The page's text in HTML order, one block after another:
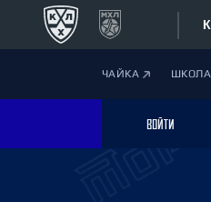
ЧАЙКА ШКОЛА
ВОЙТИ